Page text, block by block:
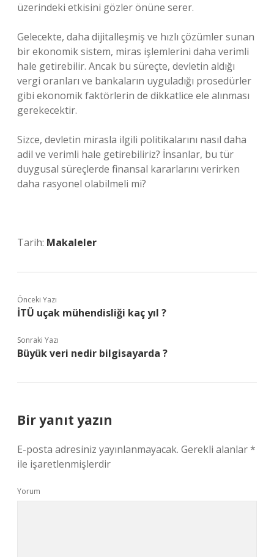
üzerindeki etkisini gözler önüne serer.
Gelecekte, daha dijitalleşmiş ve hızlı çözümler sunan
bir ekonomik sistem, miras işlemlerini daha verimli
hale getirebilir. Ancak bu süreçte, devletin aldığı
vergi oranları ve bankaların uyguladığı prosedürler
gibi ekonomik faktörlerin de dikkatlice ele alınması
gerekecektir.
Sizce, devletin mirasla ilgili politikalarını nasıl daha
adil ve verimli hale getirebiliriz? İnsanlar, bu tür
duygusal süreçlerde finansal kararlarını verirken
daha rasyonel olabilmeli mi?
Tarih: Makaleler
Önceki Yazı
İTÜ uçak mühendisliği kaç yıl ?
Sonraki Yazı
Büyük veri nedir bilgisayarda ?
Bir yanıt yazın
E-posta adresiniz yayınlanmayacak. Gerekli alanlar*
ile işaretlenmişlerdir
Yorum